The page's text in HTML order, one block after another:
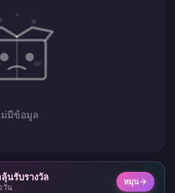
มีข้อมูล
นรับรางวัล
อวัน
หมุน